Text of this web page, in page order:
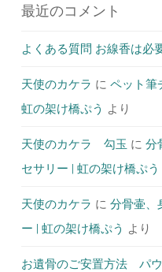
最近のコメント
よくある質問 お線香は必
天使のカケラ に ペット
虹の架け橋ぷう より
天使のカケラ 勾玉 に 分
セサリー | 虹の架け橋ぷう
天使のカケラ に 分骨壷、
ー | 虹の架け橋ぷう より
お遺骨のご安置方法 パ